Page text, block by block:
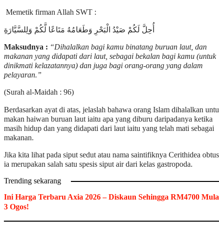
Memetik firman Allah SWT :
أُحِلَّ لَكُمْ صَيْدُ الْبَحْرِ وَطَعَامُهُ مَتَاعًا لَّكُمْ وَلِلسَّيَّارَةِ
Maksudnya : “Dihalalkan bagi kamu binatang buruan laut, dan
makanan yang didapati dari laut, sebagai bekalan bagi kamu (untuk
dinikmati kelazatannya) dan juga bagi orang-orang yang dalam
pelayaran.”
(Surah al-Maidah : 96)
Berdasarkan ayat di atas, jelaslah bahawa orang Islam dihalalkan
makan haiwan buruan laut iaitu apa yang diburu daripadanya ketika
masih hidup dan yang didapati dari laut iaitu yang telah mati sebagai
makanan.
Jika kita lihat pada siput sedut atau nama saintifiknya Cerithidea
ia merupakan salah satu spesis siput air dari kelas gastropoda.
Trending sekarang
Ini Harga Terbaru Axia 2026 – Diskaun Sehingga RM4700
3 Ogos!